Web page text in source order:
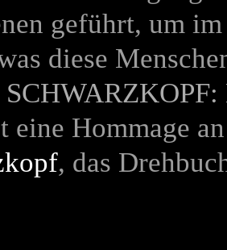
geführt, um
diese
eine Hommage
, das